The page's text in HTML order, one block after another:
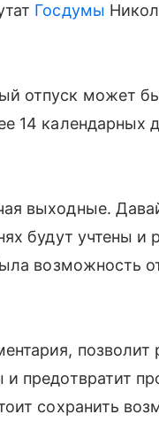
Госдумы
отпуск может
14 календарных
выходные.
будут учтены и
возможность
предотвратит
сохранить